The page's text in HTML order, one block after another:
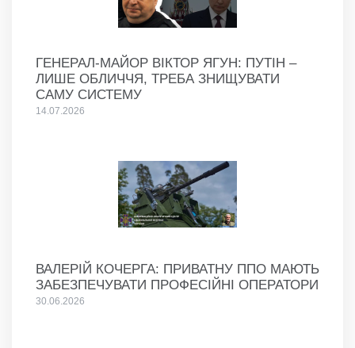
ГЕНЕРАЛ-МАЙОР ВІКТОР ЯГУН: ПУТІН –
ЛИШЕ ОБЛИЧЧЯ, ТРЕБА ЗНИЩУВАТИ
САМУ СИСТЕМУ
14.07.2026
ВАЛЕРІЙ КОЧЕРГА: ПРИВАТНУ ППО МАЮТЬ
ЗАБЕЗПЕЧУВАТИ ПРОФЕСІЙНІ ОПЕРАТОРИ
30.06.2026